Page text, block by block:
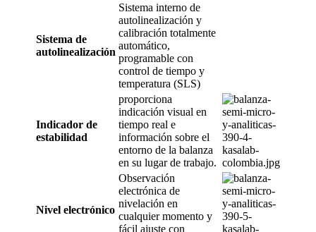
Sistema de
autolinealización
Sistema interno de
autolinealización y
calibración totalmente
automático,
programable con
control de tiempo y
temperatura (SLS)
Indicador de
estabilidad
proporciona
indicación visual en
tiempo real e
información sobre el
entorno de la balanza
en su lugar de trabajo.
Nivel electrónico
Observación
electrónica de
nivelación en
cualquier momento y
fácil ajuste con